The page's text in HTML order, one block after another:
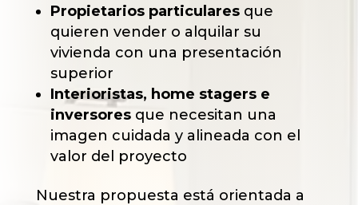
Propietarios particularesque
quieren vender o alquilar su
vivienda con una presentación
superior
Interioristas, home stagers e
inversoresque necesitan una
imagen cuidada y alineada con el
valor del proyecto
Nuestra propuesta está orientada a